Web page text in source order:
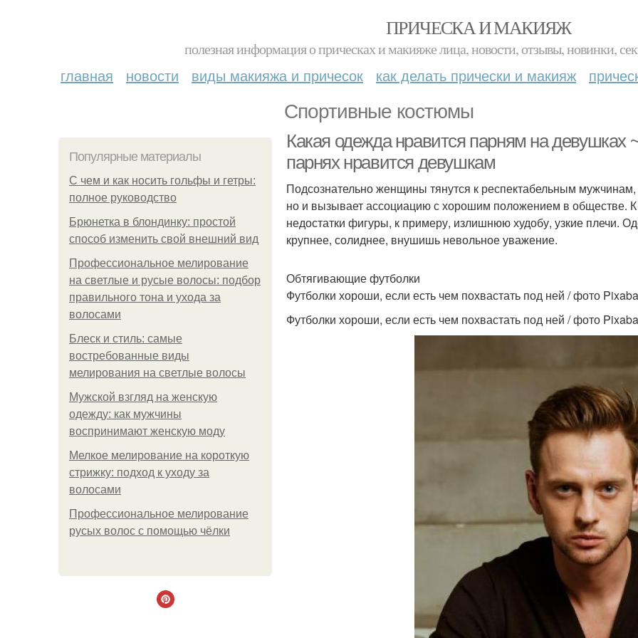
ПРИЧЕСКА И МАКИЯЖ
полезная информация о прическах и макияже лица, новости, отзывы, новинки,
главная новости виды макияжа и причесок как делать прически и макияж
Спортивные костюмы
Популярные материалы
С чем и как носить гольфы и гетры:
полное руководство
Брюнетка в блондинку: простой
способ изменить свой внешний вид
Профессиональное мелирование
на светлые и русые волосы: подбор
правильного тона и ухода за
волосами
Блеск и стиль: самые
востребованные виды
мелирования на светлые волосы
Мужской взгляд на женскую
одежду: как мужчины
воспринимают женскую моду
Мелкое мелирование на короткую
стрижку: подход к уходу за
волосами
Профессиональное мелирование
русых волос с помощью чёлки
Какая одежда нравится парням на девушках
парнях нравится девушкам
Подсознательно женщины тянутся к респектабельным
но и вызывает ассоциацию с хорошим положением в обществе.
недостатки фигуры, к примеру, излишнюю худобу, узкие плечи.
крупнее, солиднее, внушишь невольное уважение.
Обтягивающие футболки
Футболки хороши, если есть чем похвастать под ней / фото
Футболки хороши, если есть чем похвастать под ней / фото